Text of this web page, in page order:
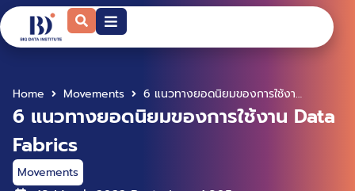
Home Movements 6 แนวทางยอดนิยมของการใช้งาน Data Fabrics
6 แนวทางยอดนิยมของการใช้งาน Data
Fabrics
Movements